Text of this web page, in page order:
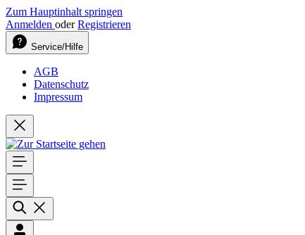
Zum Hauptinhalt springen
Anmelden oder Registrieren
Service/Hilfe
AGB
Datenschutz
Impressum